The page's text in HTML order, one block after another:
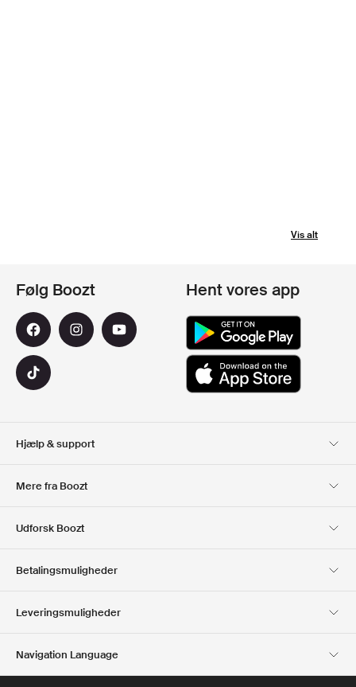
Vis alt
Hjælp & support
Mere fra Boozt
Club Boozt
Udforsk Boozt
Presse & udmærkelser
Følg Boozt Hent vores app
Betalingsmuligheder
Leveringsmuligheder
Navigation Language